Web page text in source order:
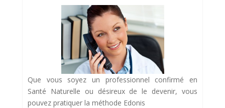
Que vous soyez un professionnel confirmé en
Santé Naturelle ou désireux de le devenir, vous
pouvez pratiquer la méthode Edonis